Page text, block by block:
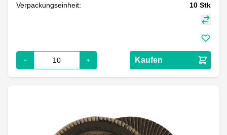
Verpackungseinheit:
10 Stk
Kaufen